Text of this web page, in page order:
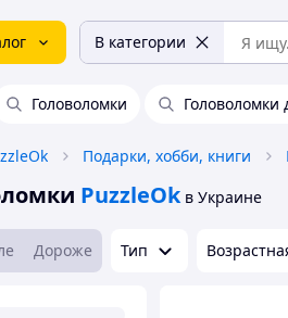
В категории
Головоломки Головоломки
Подарки, хобби, книги
PuzzleOk в Украине
Дороже Тип